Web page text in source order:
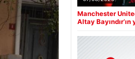
Manchester
Altay